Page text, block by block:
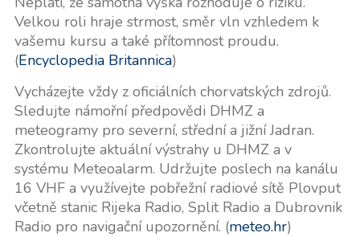
Velkou roli hraje strmost, směr vln vzhledem k
vašemu kursu a také přítomnost proudu.
(Encyclopedia Britannica)
Vycházejte vždy z oficiálních chorvatských zdrojů.
Sledujte námořní předpovědi DHMZ a
meteogramy pro severní, střední a jižní Jadran.
Zkontrolujte aktuální výstrahy u DHMZ a v
systému Meteoalarm. Udržujte poslech na kanálu
16 VHF a využívejte pobřežní radiové sítě Plovput
včetně stanic Rijeka Radio, Split Radio a Dubrovnik
Radio pro navigační upozornění. (meteo.hr)